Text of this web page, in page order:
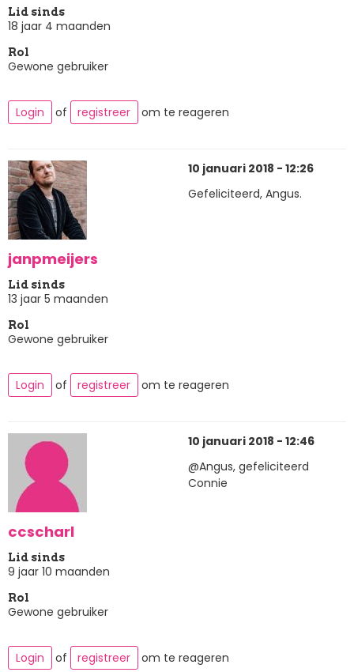
Lid sinds
18 jaar 4 maanden
Rol
Gewone gebruiker
Login of registreer om te reageren
janpmeijers
Lid sinds
13 jaar 5 maanden
Rol
Gewone gebruiker
10 januari 2018 - 12:26
Gefeliciteerd, Angus.
Login of registreer om te reageren
ccscharl
Lid sinds
9 jaar 10 maanden
Rol
Gewone gebruiker
10 januari 2018 - 12:46
@Angus, gefeliciteerd
Connie
Login of registreer om te reageren